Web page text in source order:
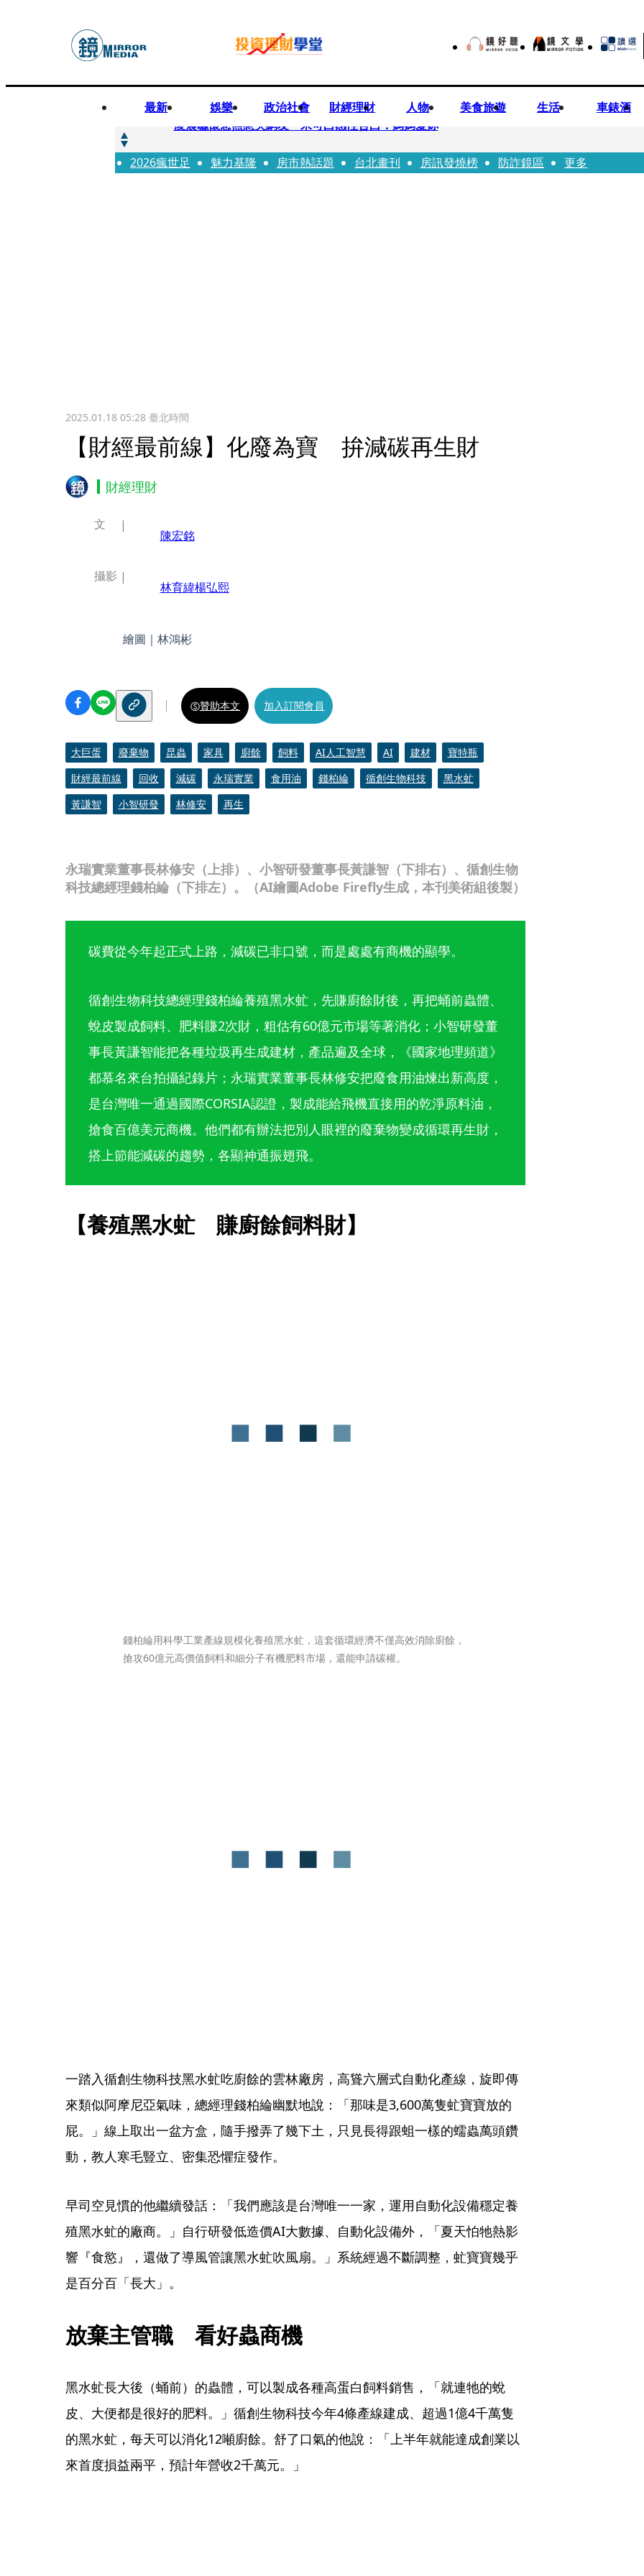
最新 娛樂 政治社會 財經理財 人物 美食旅遊 生活 車錶酒
快訊
凌晨曬懷念照惹哭網友 米可白感性告白：媽媽愛妳
快訊
酸民質疑民進黨「是不是有她裸照？」 黃智賢3點回嗆獲網友讚爆
2026瘋世足 魅力基隆 房市熱話題 台北畫刊 房訊發燒榜 防詐鏡區 更多
2025.01.18 05:28臺北時間
【財經最前線】化廢為寶 拚減碳再生財
財經理財
永瑞實業董事長林修安（上排）、小智研發董事長黃謙智（下排右）、循創生物
科技總經理錢柏綸（下排左）。（AI繪圖Adobe Firefly生成，本刊美術組後製）
文
陳宏銘
攝影
林育緯楊弘熙
繪圖｜林鴻彬
贊助本文 加入訂閱會員
大巨蛋 廢棄物 昆蟲 家具 廚餘 飼料 AI人工智慧 AI 建材
寶特瓶
財經最前線
回收 減碳 永瑞實業 食用油 錢柏綸 循創生物科技
黑水虻
黃謙智
小智研發 林修安 再生
碳費從今年起正式上路，減碳已非口號，而是處處有商機的顯學。
循創生物科技總經理錢柏綸養殖黑水虻，先賺廚餘財後，再把蛹前蟲體、
蛻皮製成飼料、肥料賺2次財，粗估有60億元市場等著消化；小智研發董
事長黃謙智能把各種垃圾再生成建材，產品遍及全球，《國家地理頻道》
都慕名來台拍攝紀錄片；永瑞實業董事長林修安把廢食用油煉出新高度，
是台灣唯一通過國際CORSIA認證，製成能給飛機直接用的乾淨原料油，
搶食百億美元商機。他們都有辦法把別人眼裡的廢棄物變成循環再生財，
搭上節能減碳的趨勢，各顯神通振翅飛。
【養殖黑水虻　賺廚餘飼料財】
錢柏綸用科學工業產線規模化養殖黑水虻，這套循環經濟不僅高效消除廚餘，
搶攻60億元高價值飼料和細分子有機肥料市場，還能申請碳權。
一踏入循創生物科技黑水虻吃廚餘的雲林廠房，高聳六層式自動化產線，旋即傳
來類似阿摩尼亞氣味，總經理錢柏綸幽默地說：「那味是3,600萬隻虻寶寶放的
屁。」線上取出一盆方盒，隨手撥弄了幾下土，只見長得跟蛆一樣的蠕蟲萬頭鑽
動，教人寒毛豎立、密集恐懼症發作。
早司空見慣的他繼續發話：「我們應該是台灣唯一一家，運用自動化設備穩定養
殖黑水虻的廠商。」自行研發低造價AI大數據、自動化設備外，「夏天怕牠熱影
響『食慾』，還做了導風管讓黑水虻吹風扇。」系統經過不斷調整，虻寶寶幾乎
是百分百「長大」。
放棄主管職　看好蟲商機
黑水虻長大後（蛹前）的蟲體，可以製成各種高蛋白飼料銷售，「就連牠的蛻
皮、大便都是很好的肥料。」循創生物科技今年4條產線建成、超過1億4千萬隻
的黑水虻，每天可以消化12噸廚餘。舒了口氣的他說：「上半年就能達成創業以
來首度損益兩平，預計年營收2千萬元。」